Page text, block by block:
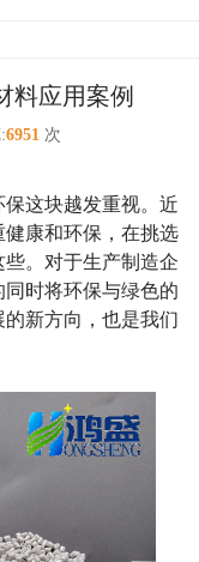
料应用案例
6951 次
保这块越发重视。近
康和环保，在挑选
。对于生产制造企
时将环保与绿色的
新方向，也是我们